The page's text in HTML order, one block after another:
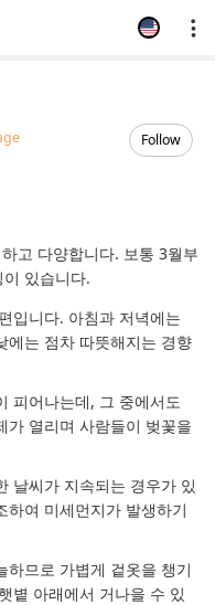
Follow
고 다양합니다. 보통 3월부
있습니다.
입니다. 아침과 저녁에는
에는 점차 따뜻해지는 경향
피어나는데, 그 중에서도
가 열리며 사람들이 벚꽃을
날씨가 지속되는 경우가 있
하여 미세먼지가 발생하기
하므로 가볍게 겉옷을 챙기
볕 아래에서 거나을 수 있